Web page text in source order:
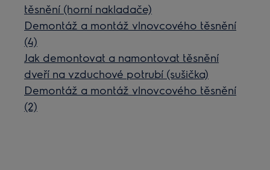
těsnění (horní nakladače)
Demontáž a montáž vlnovcového těsnění
(4)
Jak demontovat a namontovat těsnění
dveří na vzduchové potrubí (sušička)
Demontáž a montáž vlnovcového těsnění
(2)